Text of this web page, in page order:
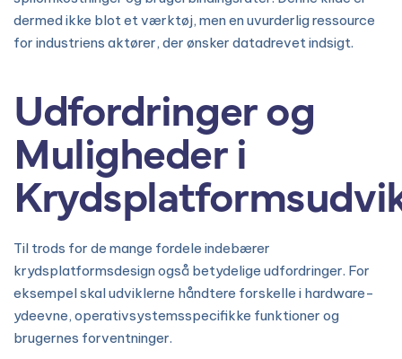
dermed ikke blot et værktøj, men en uvurderlig ressource
for industriens aktører, der ønsker datadrevet indsigt.
Udfordringer og
Muligheder i
Til trods for de mange fordele indebærer
krydsplatformsdesign også betydelige udfordringer. For
eksempel skal udviklerne håndtere forskelle i hardware-
ydeevne, operativsystemsspecifikke funktioner og
brugernes forventninger.